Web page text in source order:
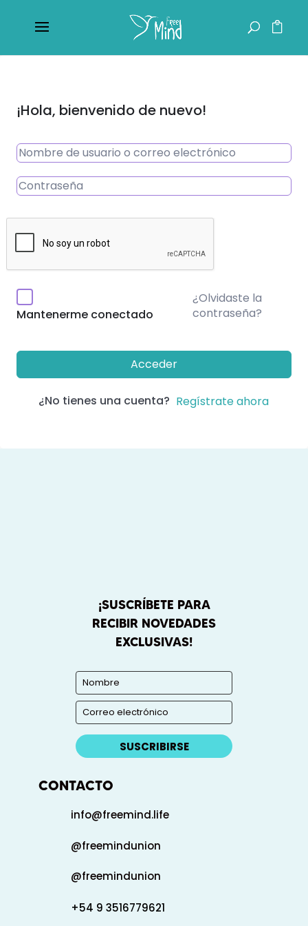
¡Hola, bienvenido de nuevo!
Mantenerme conectado
¿Olvidaste la
contraseña?
Acceder
¿No tienes una cuenta? Regístrate ahora
¡SUSCRÍBETE PARA
RECIBIR NOVEDADES
EXCLUSIVAS!
SUSCRIBIRSE
CONTACTO
info@freemind.life
@freemindunion
@freemindunion
+54 9 3516779621